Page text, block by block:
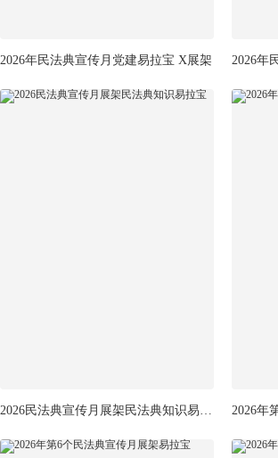
2026年民法典宣传月党建易拉宝 X展架 2026年
2026民法典宣传月展架民法典知识易拉宝 2026年